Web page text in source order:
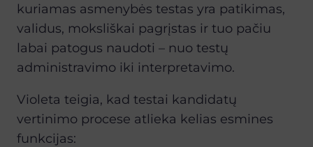
kuriamas asmenybės testas yra patikimas,
validus, moksliškai pagrįstas ir tuo pačiu
labai patogus naudoti – nuo testų
administravimo iki interpretavimo.
Violeta teigia, kad testai kandidatų
vertinimo procese atlieka kelias esmines
funkcijas: